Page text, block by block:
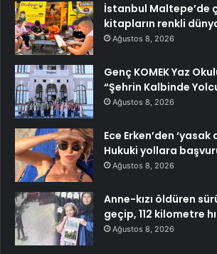
İstanbul Maltepe’de
kitapların renkli
Ağustos 8, 2026
Genç KOMEK Yaz
“Şehrin Kalbinde
Ağustos 8, 2026
Ece Erken’den ‘yasak
Hukuki yollara
Ağustos 8, 2026
Anne-kızı öldüren
geçip, 112 kilometre
Ağustos 8, 2026